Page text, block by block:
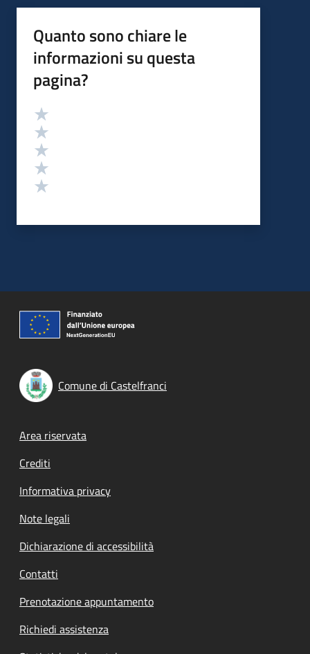
Quanto sono chiare le
informazioni su questa
pagina?
Valutazione
Comune di Castelfranci
Footer menu
Area riservata
Crediti
Informativa privacy
Note legali
Dichiarazione di accessibilità
Contatti
Prenotazione appuntamento
Richiedi assistenza